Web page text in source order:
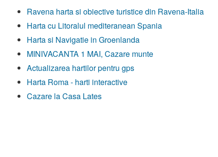
Ravena harta si obiective turistice din Ravena-Italia
Harta cu Litoralul mediteranean Spania
Harta si Navigatie in Groenlanda
MINIVACANTA 1 MAI, Cazare munte
Actualizarea hartilor pentru gps
Harta Roma - harti interactive
Cazare la Casa Lates